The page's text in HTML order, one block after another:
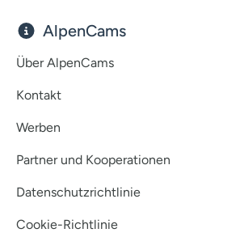
AlpenCams
Über AlpenCams
Kontakt
Werben
Partner und Kooperationen
Datenschutzrichtlinie
Cookie-Richtlinie